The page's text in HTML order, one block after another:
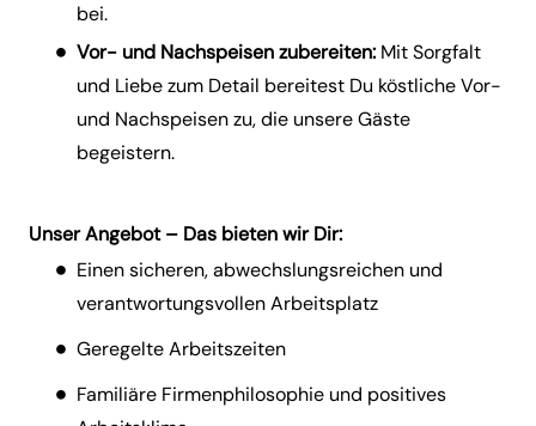
bei.
Vor- und Nachspeisen zubereiten: Mit Sorgfalt
und Liebe zum Detail bereitest Du köstliche Vor-
und Nachspeisen zu, die unsere Gäste
begeistern.
Unser Angebot – Das bieten wir Dir:
Einen sicheren, abwechslungsreichen und
verantwortungsvollen Arbeitsplatz
Geregelte Arbeitszeiten
Familiäre Firmenphilosophie und positives